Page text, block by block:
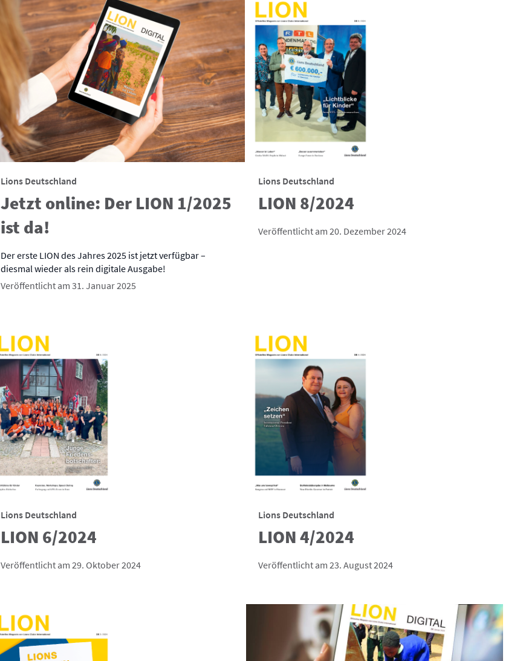
Lions Deutschland
Jetzt online: Der LION 1/2025
ist da!
Der erste LION des Jahres 2025 ist jetzt verfügbar –
diesmal wieder als rein digitale Ausgabe!
Veröffentlicht am 31. Januar 2025
Lions Deutschland
LION 8/2024
Veröffentlicht am 20. Dezember 2024
Lions Deutschland
LION 6/2024
Veröffentlicht am 29. Oktober 2024
Lions Deutschland
LION 4/2024
Veröffentlicht am 23. August 2024